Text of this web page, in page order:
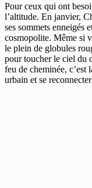
Pour ceux qui ont
l’altitude. En janvier,
ses sommets enneigés
cosmopolite. Même si
le plein de globules
pour toucher le ciel du
feu de cheminée, c’est
urbain et se